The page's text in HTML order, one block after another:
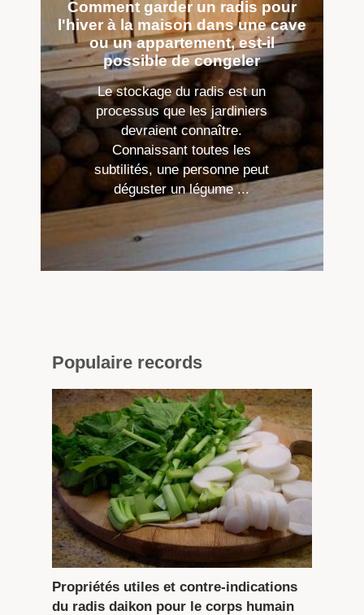
Comment garder un radis pour
l'hiver à la maison dans une cave
ou un appartement, est-il
possible de congeler
Le stockage du radis est un
processus que les jardiniers
devraient connaître.
Connaissant toutes les
subtilités, une personne peut
déguster un légume ...
Populairerecords
Propriétés utiles et contre-indications
du radis daikon pour le corps humain